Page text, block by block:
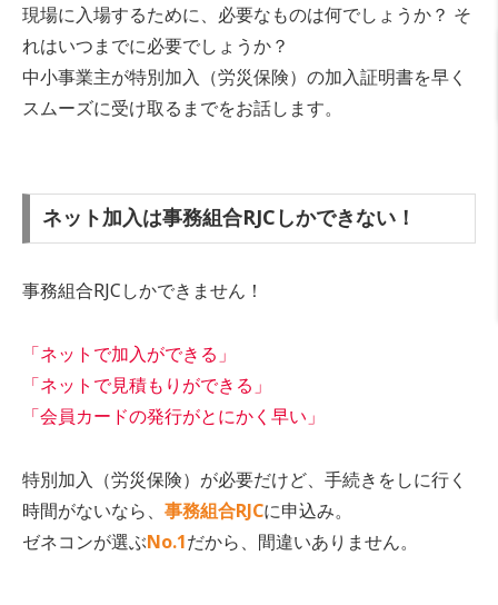
現場に入場するために、必要なものは何でしょうか？ そ
れはいつまでに必要でしょうか？
中小事業主が特別加入（労災保険）の加入証明書を早く
スムーズに受け取るまでをお話します。
ネット加入は事務組合RJCしかできない！
事務組合RJCしかできません！
「ネットで加入ができる」
「ネットで見積もりができる」
「会員カードの発行がとにかく早い」
特別加入（労災保険）が必要だけど、手続きをしに行く
時間がないなら、 事務組合RJCに申込み。
ゼネコンが選ぶNo.1だから、間違いありません。